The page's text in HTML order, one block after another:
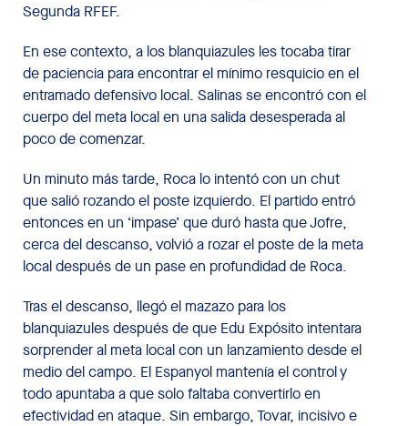
Segunda RFEF.
En ese contexto, a los blanquiazules les tocaba tirar
de paciencia para encontrar el mínimo resquicio en el
entramado defensivo local. Salinas se encontró con el
cuerpo del meta local en una salida desesperada al
poco de comenzar.
Un minuto más tarde, Roca lo intentó con un chut
que salió rozando el poste izquierdo. El partido entró
entonces en un ‘impase’ que duró hasta que Jofre,
cerca del descanso, volvió a rozar el poste de la meta
local después de un pase en profundidad de Roca.
Tras el descanso, llegó el mazazo para los
blanquiazules después de que Edu Expósito intentara
sorprender al meta local con un lanzamiento desde el
medio del campo. El Espanyol mantenía el control y
todo apuntaba a que solo faltaba convertirlo en
efectividad en ataque. Sin embargo, Tovar, incisivo e